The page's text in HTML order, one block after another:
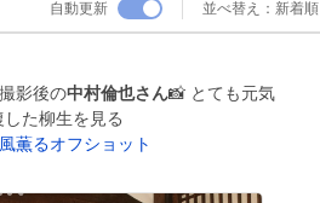
自動更新 並べ替え： 新着順
影後の中村倫也さん📸 とても元気
た柳生を見る
風薫るオフショット